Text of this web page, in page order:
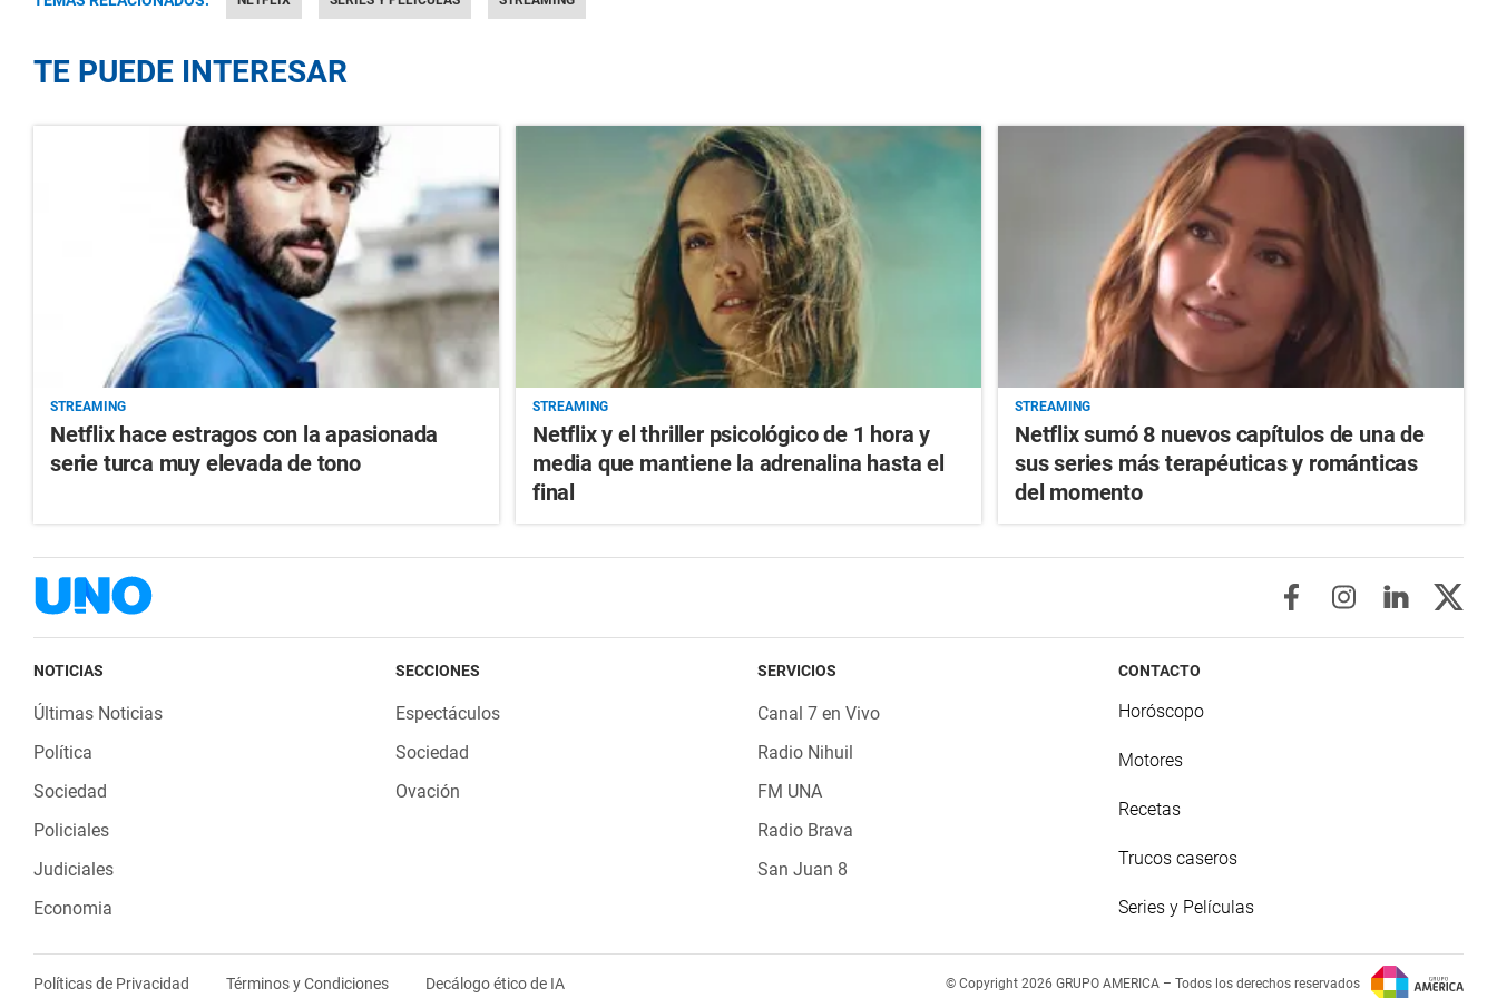
TE PUEDE INTERESAR
STREAMING
Netflix hace estragos con la apasionada
serie turca muy elevada de tono
STREAMING
Netflix y el thriller psicológico de 1 hora y
media que mantiene la adrenalina hasta el
final
STREAMING
Netflix sumó 8 nuevos capítulos de una de
sus series más terapéuticas y románticas
del momento
NOTICIAS
Últimas Noticias
Política
Sociedad
Policiales
Judiciales
Economia
SECCIONES
Espectáculos
Sociedad
Ovación
SERVICIOS
Canal 7 en Vivo
Radio Nihuil
FM UNA
Radio Brava
San Juan 8
CONTACTO
Horóscopo
Motores
Recetas
Trucos caseros
Series y Películas
Políticas de Privacidad Términos y Condiciones Decálogo ético de IA © Copyright 2026 GRUPO AMERICA – Todos los derechos reservados